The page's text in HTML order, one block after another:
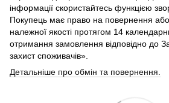
інформації скористайтесь функцією
Покупець має право на повернення
належної якості протягом 14
отримання замовлення відповідно до
захист споживачів».
Детальніше про обмін та повернення.